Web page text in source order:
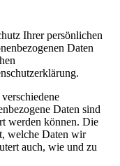
Ihrer persönlichen
Daten
Daten sind
werden können. Die
welche Daten wir
auch, wie und zu